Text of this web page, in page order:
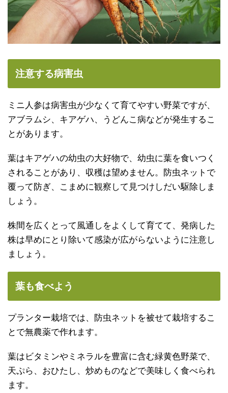
注意する病害虫
ミニ人参は病害虫が少なくて育てやすい野菜ですが、
アブラムシ、キアゲハ、うどんこ病などが発生するこ
とがあります。
葉はキアゲハの幼虫の大好物で、幼虫に葉を食いつく
されることがあり、収穫は望めません。防虫ネットで
覆って防ぎ、こまめに観察して見つけしだい駆除しま
しょう。
株間を広くとって風通しをよくして育てて、発病した
株は早めにとり除いて感染が広がらないように注意し
ましょう。
葉も食べよう
プランター栽培では、防虫ネットを被せて栽培するこ
とで無農薬で作れます。
葉はビタミンやミネラルを豊富に含む緑黄色野菜で、
天ぷら、おひたし、炒めものなどで美味しく食べられ
ます。